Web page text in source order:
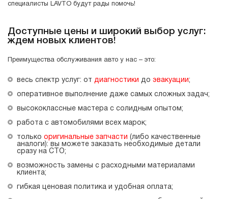
специалисты LAVTO будут рады помочь!
Доступные цены и широкий выбор услуг:
ждем новых клиентов!
Преимущества обслуживания авто у нас – это:
весь спектр услуг: от диагностики до эвакуации;
оперативное выполнение даже самых сложных задач;
высококлассные мастера с солидным опытом;
работа с автомобилями всех марок;
только оригинальные запчасти (либо качественные
аналоги): вы можете заказать необходимые детали
сразу на СТО;
возможность замены с расходными материалами
клиента;
гибкая ценовая политика и удобная оплата;